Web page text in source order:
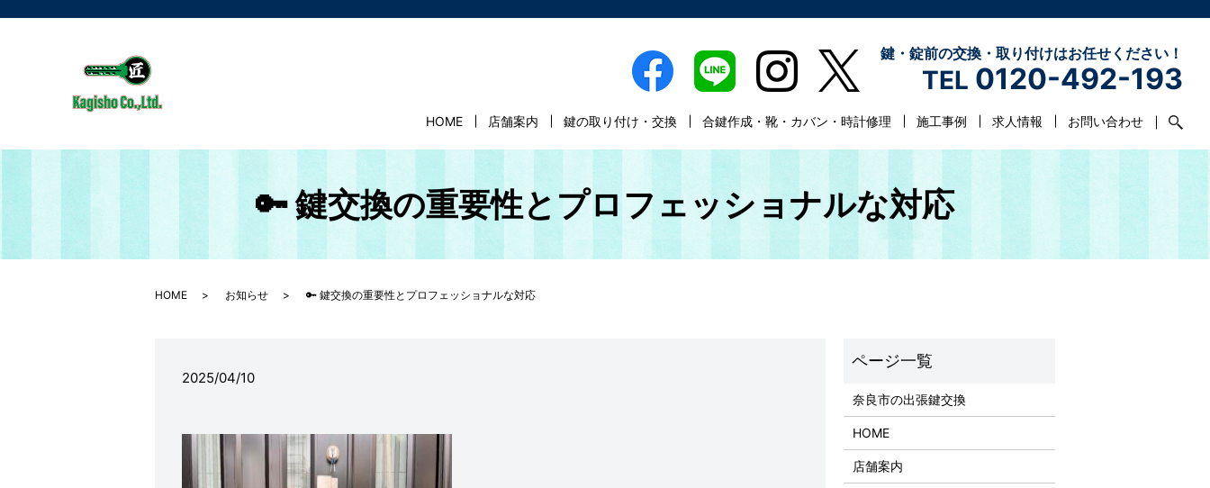
鍵・錠前の交換・取り付けはお任せください！
TEL 0120-492-193
HOME 店舗案内 鍵の取り付け・交換 合鍵作成・靴・カバン・時計修理 施工事例 求人情報 お問い合わせ
🔑 鍵交換の重要性とプロフェッショナルな対応
HOME お知らせ 🔑 鍵交換の重要性とプロフェッショナルな対応
2025/04/10
奈良市の出張鍵交換
HOME
店舗案内